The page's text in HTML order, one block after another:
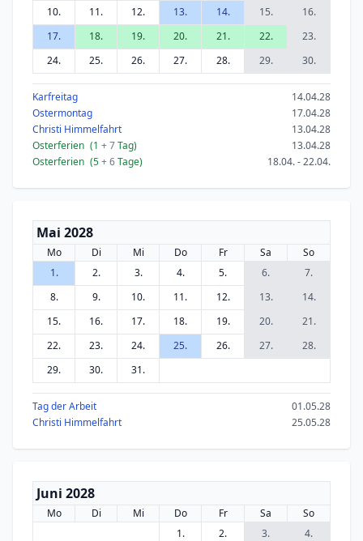
10.
11. 12. 13. 14. 15.
16.
17.
18. 19. 20. 21. 22.
23.
24.
25. 26. 27. 28. 29. 30.
Karfreitag
14.04.28
Ostermontag
17.04.28
Christi Himmelfahrt
13.04.28
Osterferien (1 + 7Tag)
13.04.28
Osterferien (5+ 6Tage) 18.04. - 22.04.
Mai 2028
Mo Di Mi Do Fr Sa
So
1.
2. 3. 4. 5. 6.
7.
8.
9. 10. 11. 12. 13.
14.
15.
16. 17. 18. 19. 20.
21.
22.
23. 24. 25. 26. 27.
28.
29.
30. 31.
Tag der Arbeit
01.05.28
Christi Himmelfahrt
25.05.28
Juni 2028
Mo Di Mi Do Fr Sa
So
1.
2. 3.
4.